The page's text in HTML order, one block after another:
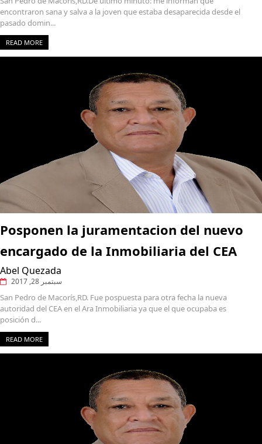
encontraron sana y salva a la joven que estaba desaparecida desde el
pasado domin...
READ MORE
Posponen la juramentacion del nuevo
encargado de la Inmobiliaria del CEA
Abel Quezada
سبتمبر 28, 2017
San Pedro de Macorís,RD. Fue pospuesta para otra fecha la nueva
autoridad del CEA en el Ara Inmobiliaria ya que el que ocupaba es
posición d...
READ MORE